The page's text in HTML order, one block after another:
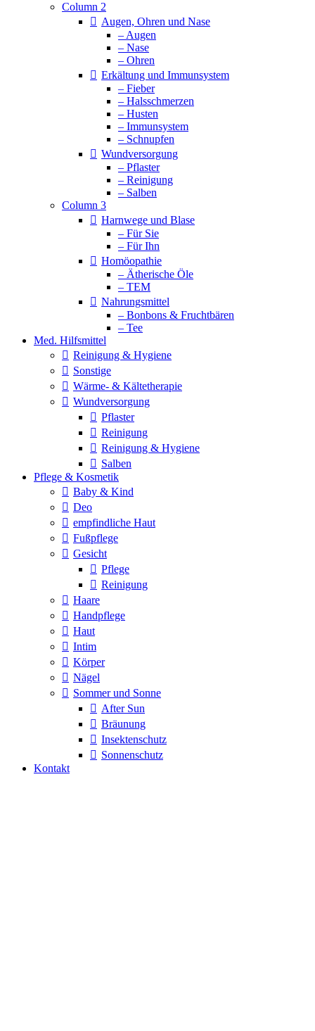
Column 2
Augen, Ohren und Nase
– Augen
– Nase
– Ohren
Erkältung und Immunsystem
– Fieber
– Halsschmerzen
– Husten
– Immunsystem
– Schnupfen
Wundversorgung
– Pflaster
– Reinigung
– Salben
Column 3
Harnwege und Blase
– Für Sie
– Für Ihn
Homöopathie
– Ätherische Öle
– TEM
Nahrungsmittel
– Bonbons & Fruchtbären
– Tee
Med. Hilfsmittel
Reinigung & Hygiene
Sonstige
Wärme- & Kältetherapie
Wundversorgung
Pflaster
Reinigung
Reinigung & Hygiene
Salben
Pflege & Kosmetik
Baby & Kind
Deo
empfindliche Haut
Fußpflege
Gesicht
Pflege
Reinigung
Haare
Handpflege
Haut
Intim
Körper
Nägel
Sommer und Sonne
After Sun
Bräunung
Insektenschutz
Sonnenschutz
Kontakt